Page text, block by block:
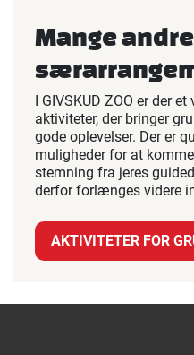
Mange
I GIVSKUD ZOO er der
aktiviteter, der bringer
gode oplevelser. Der er
muligheder for at
stemning fra jeres
derfor forlænges videre
AKTIVITETER FOR